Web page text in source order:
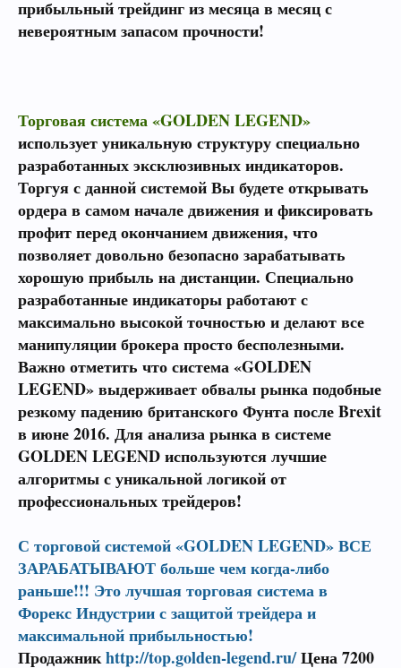
прибыльный трейдинг из месяца в месяц с
невероятным запасом прочности!
Торговая система «GOLDEN LEGEND»
использует уникальную структуру специально
разработанных эксклюзивных индикаторов.
Торгуя с данной системой Вы будете открывать
ордера в самом начале движения и фиксировать
профит перед окончанием движения, что
позволяет довольно безопасно зарабатывать
хорошую прибыль на дистанции. Специально
разработанные индикаторы работают с
максимально высокой точностью и делают все
манипуляции брокера просто бесполезными.
Важно отметить что система «GOLDEN
LEGEND» выдерживает обвалы рынка подобные
резкому падению британского Фунта после Brexit
в июне 2016. Для анализа рынка в системе
GOLDEN LEGEND используются лучшие
алгоритмы с уникальной логикой от
профессиональных трейдеров!
С торговой системой «GOLDEN LEGEND» ВСЕ
ЗАРАБАТЫВАЮТ больше чем когда-либо
раньше!!! Это лучшая торговая система в
Форекс Индустрии с защитой трейдера и
максимальной прибыльностью!
Продажникhttp://top.golden-legend.ru/Цена 7200